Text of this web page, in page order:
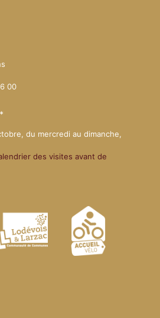
00
du mercredi au dimanche,
des visites avant de